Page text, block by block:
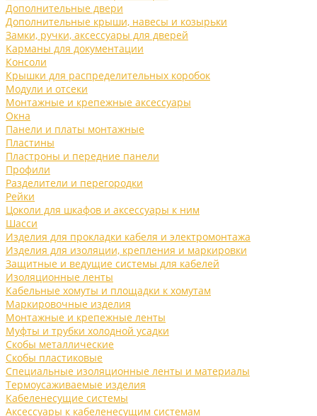
Дополнительные двери
Дополнительные крыши, навесы и козырьки
Замки, ручки, аксессуары для дверей
Карманы для документации
Консоли
Крышки для распределительных коробок
Модули и отсеки
Монтажные и крепежные аксессуары
Окна
Панели и платы монтажные
Пластины
Пластроны и передние панели
Профили
Разделители и перегородки
Рейки
Цоколи для шкафов и аксессуары к ним
Шасси
Изделия для прокладки кабеля и электромонтажа
Изделия для изоляции, крепления и маркировки
Защитные и ведущие системы для кабелей
Изоляционные ленты
Кабельные хомуты и площадки к хомутам
Маркировочные изделия
Монтажные и крепежные ленты
Муфты и трубки холодной усадки
Скобы металлические
Скобы пластиковые
Специальные изоляционные ленты и материалы
Термоусаживаемые изделия
Кабеленесущие системы
Аксессуары к кабеленесущим системам